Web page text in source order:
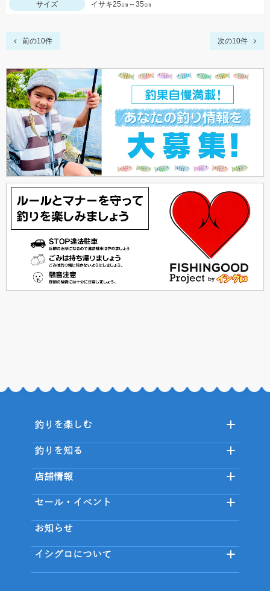
サイズ
イサキ25㎝～35㎝
前の10件 次の10件
釣りを楽しむ
釣りを知る
店舗情報
セール・イベント
お知らせ
イシグロについて